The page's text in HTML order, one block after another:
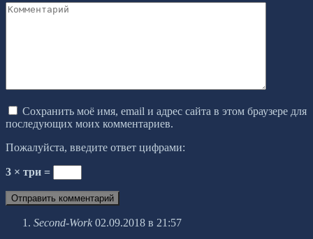
Комментарий
Сохранить моё имя, email и адрес сайта в этом браузере для
последующих моих комментариев.
Пожалуйста, введите ответ цифрами:
3 × три =
Second-Work 02.09.2018 в 21:57